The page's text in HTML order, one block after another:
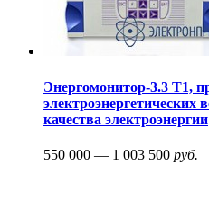
Энергомонитор-3.3 Т1,
электроэнергетических
качества электроэнергии
550 000 — 1 003 500 руб.